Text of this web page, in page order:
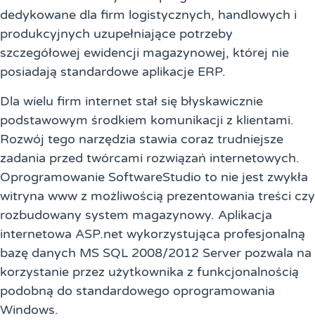
dedykowane dla firm logistycznych, handlowych i
produkcyjnych uzupełniające potrzeby
szczegółowej ewidencji magazynowej, której nie
posiadają standardowe aplikacje ERP.
Dla wielu firm internet stał się błyskawicznie
podstawowym środkiem komunikacji z klientami.
Rozwój tego narzędzia stawia coraz trudniejsze
zadania przed twórcami rozwiązań internetowych.
Oprogramowanie SoftwareStudio to nie jest zwykła
witryna www z możliwością prezentowania treści czy
rozbudowany system magazynowy. Aplikacja
internetowa ASP.net wykorzystująca profesjonalną
bazę danych MS SQL 2008/2012 Server pozwala na
korzystanie przez użytkownika z funkcjonalnością
podobną do standardowego oprogramowania
Windows.